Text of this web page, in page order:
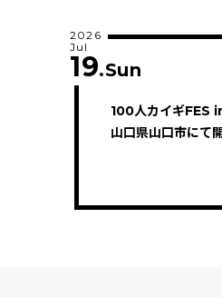
100人カイギFES
山口県山口市にて
2026
Jul
19.Sun